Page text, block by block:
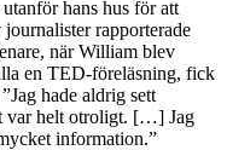
hans hus för att
rapporterade
när William blev
en TED-föreläsning, fick
hade aldrig sett
var helt otroligt. […] Jag
information.”